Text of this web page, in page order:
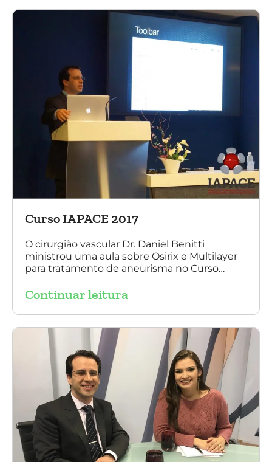
Curso IAPACE 2017
O cirurgião vascular Dr. Daniel Benitti
ministrou uma aula sobre Osirix e Multilayer
para tratamento de aneurisma no Curso
2017). Agradecemos a todos os participantes
Sergio Belczak pelo convite!
Continuar leitura